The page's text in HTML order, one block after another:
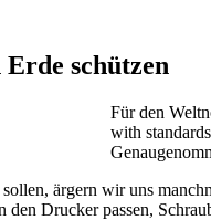
schützen
Für den
with
ärgern wir uns
Drucker passen,